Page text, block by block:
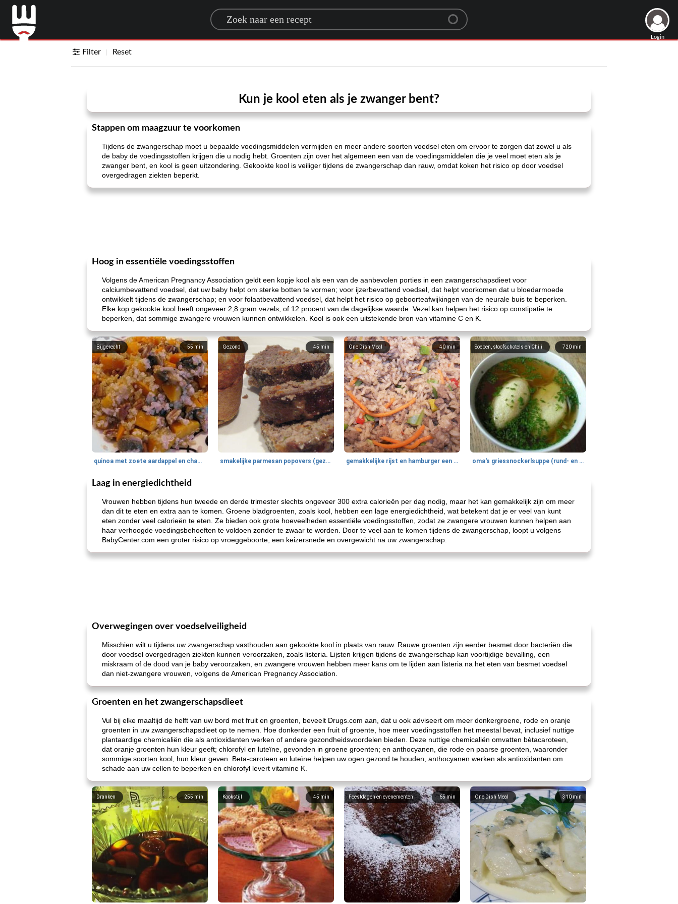
Search for a recipe
Login
Filter Reset
Kun je kool eten als je zwanger bent?
Stappen om maagzuur te voorkomen
Tijdens de zwangerschap moet u bepaalde voedingsmiddelen vermijden en meer andere soorten voedsel eten om ervoor te zorgen dat zowel u als
de baby de voedingsstoffen krijgen die u nodig hebt. Groenten zijn over het algemeen een van de voedingsmiddelen die je veel moet eten als je
zwanger bent, en kool is geen uitzondering. Gekookte kool is veiliger tijdens de zwangerschap dan rauw, omdat koken het risico op door voedsel
overgedragen ziekten beperkt.
Hoog in essentiële voedingsstoffen
Volgens de American Pregnancy Association geldt een kopje kool als een van de aanbevolen porties in een zwangerschapsdieet voor
calciumbevattend voedsel, dat uw baby helpt om sterke botten te vormen; voor ijzerbevattend voedsel, dat helpt voorkomen dat u bloedarmoede
ontwikkelt tijdens de zwangerschap; en voor folaatbevattend voedsel, dat helpt het risico op geboorteafwijkingen van de neurale buis te beperken.
Elke kop gekookte kool heeft ongeveer 2,8 gram vezels, of 12 procent van de dagelijkse waarde. Vezel kan helpen het risico op constipatie te
beperken, dat sommige zwangere vrouwen kunnen ontwikkelen. Kool is ook een uitstekende bron van vitamine C en K.
55 min
Bijgerecht
quinoa met zoete aardappel en champignons
45 min
Gezond
smakelijke parmesan popovers (gezonder!)
40min
One Dish Meal
gemakkelijke rijst en hamburger een gerecht diner
720 min
Soepen, stoofschotels en Chili
oma's griessnockerlsuppe (rund- en griesmeelknoedelsoep)
Laag in energiedichtheid
Vrouwen hebben tijdens hun tweede en derde trimester slechts ongeveer 300 extra calorieën per dag nodig, maar het kan gemakkelijk zijn om meer
dan dit te eten en extra aan te komen. Groene bladgroenten, zoals kool, hebben een lage energiedichtheid, wat betekent dat je er veel van kunt
eten zonder veel calorieën te eten. Ze bieden ook grote hoeveelheden essentiële voedingsstoffen, zodat ze zwangere vrouwen kunnen helpen aan
haar verhoogde voedingsbehoeften te voldoen zonder te zwaar te worden. Door te veel aan te komen tijdens de zwangerschap, loopt u volgens
BabyCenter.com een ​​groter risico op vroeggeboorte, een keizersnede en overgewicht na uw zwangerschap.
Overwegingen over voedselveiligheid
Misschien wilt u tijdens uw zwangerschap vasthouden aan gekookte kool in plaats van rauw. Rauwe groenten zijn eerder besmet door bacteriën die
door voedsel overgedragen ziekten kunnen veroorzaken, zoals listeria. Lijsten krijgen tijdens de zwangerschap kan voortijdige bevalling, een
miskraam of de dood van je baby veroorzaken, en zwangere vrouwen hebben meer kans om te lijden aan listeria na het eten van besmet voedsel
dan niet-zwangere vrouwen, volgens de American Pregnancy Association.
Groenten en het zwangerschapsdieet
Vul bij elke maaltijd de helft van uw bord met fruit en groenten, beveelt Drugs.com aan, dat u ook adviseert om meer donkergroene, rode en oranje
groenten in uw zwangerschapsdieet op te nemen. Hoe donkerder een fruit of groente, hoe meer voedingsstoffen het meestal bevat, inclusief nuttige
plantaardige chemicaliën die als antioxidanten werken of andere gezondheidsvoordelen bieden. Deze nuttige chemicaliën omvatten bètacaroteen,
dat oranje groenten hun kleur geeft; chlorofyl en luteïne, gevonden in groene groenten; en anthocyanen, die rode en paarse groenten, waaronder
sommige soorten kool, hun kleur geven. Beta-caroteen en luteïne helpen uw ogen gezond te houden, anthocyanen werken als antioxidanten om
schade aan uw cellen te beperken en chlorofyl levert vitamine K.
255 min
Dranken 45 min
Kookstijl 65min
Feestdagen en evenementen 310 min
One Dish Meal